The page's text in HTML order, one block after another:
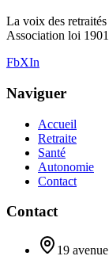
La voix des
Association loi
FbXIn
Naviguer
Accueil
Retraite
Santé
Autonomie
Contact
Contact
19